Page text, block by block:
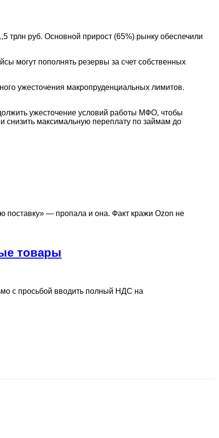
трлн руб. Основной прирост (65%) рынку обеспечили
могут пополнять резервы за счет собственных
ужесточения макропруденциальных лимитов.
ужесточение условий работы МФО, чтобы
снизить максимальную переплату по займам до
поставку» — пропала и она. Факт кражи Ozon не
товары
с просьбой вводить полный НДС на